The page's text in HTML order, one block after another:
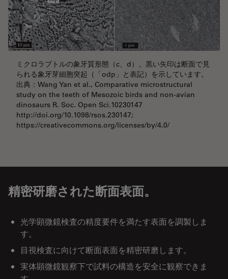
ミクロラプトルの象牙質形態（c、d）。黒い矢印は断面で見
られる象牙芽細胞突起（「odp」と表記）を示しています。
出典：Wang Yan et al., Comparative microstructural
study on the teeth of Mesozoic birds and non-avian
dinosaurs R. Soc. Open Sci.10230147
http://doi.org/10.1098/rsos.230147;
https://creativecommons.org/licenses/by/4.0/
精密研磨された断面表面。
光学顕微鏡検査の精度要件を満たす表面を調製しま
す。
目視検査に向けて断面表面を精密研磨します。
実体顕微鏡観察下で試料の構造を安全に観察できま